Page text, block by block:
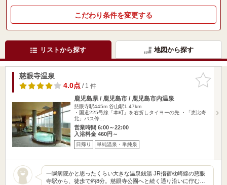
こだわり条件を変更する
リストから探す 地図から探す
お気に入
りに追加
慈眼寺温泉
4.0点/ 1 件
鹿児島県 / 鹿児島市 / 鹿児島市内温泉
慈眼寺駅445m 谷山駅1.47km
・国道225号線「本町」を右折しタイヨーの先 ・「恵比寿
北」バス停…
営業時間 6:00～22:00
入浴料金 460円～
日帰り 単純温泉・単純泉
一瞬病院かと思ったくらい大きな温泉銭湯 JR指宿枕崎線の慈眼
寺駅から、徒歩で約8分。慈眼寺公園へと続く通り沿いに佇む…